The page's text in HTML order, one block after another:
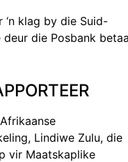
‘n klag by die Suid-
die Posbank
Lindiwe Zulu, die
vir Maatskaplike